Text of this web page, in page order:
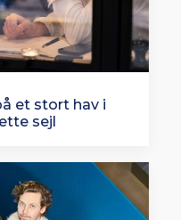
et stort hav i
sejl